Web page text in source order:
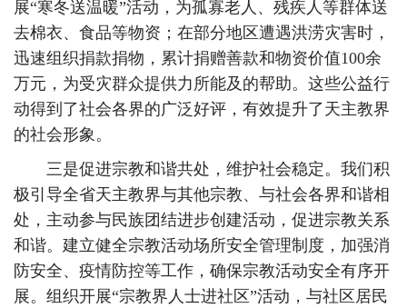
展“寒冬送温暖”活动，为孤寡老人、残疾人等群体送
去棉衣、食品等物资；在部分地区遭遇洪涝灾害时，
迅速组织捐款捐物，累计捐赠善款和物资价值100余
万元，为受灾群众提供力所能及的帮助。这些公益行
动得到了社会各界的广泛好评，有效提升了天主教界
的社会形象。
三是促进宗教和谐共处，维护社会稳定。我们积
极引导全省天主教界与其他宗教、与社会各界和谐相
处，主动参与民族团结进步创建活动，促进宗教关系
和谐。建立健全宗教活动场所安全管理制度，加强消
防安全、疫情防控等工作，确保宗教活动安全有序开
展。组织开展“宗教界人士进社区”活动，与社区居民